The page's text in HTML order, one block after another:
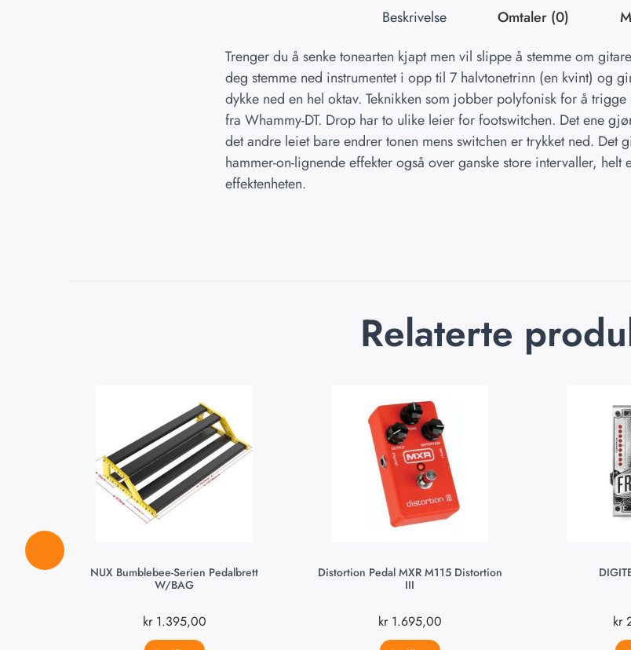
Beskrivelse Omtaler (0)
Trenger du å senke tonearten kjapt men vil slippe å stemme om
deg stemme ned instrumentet i opp til 7 halvtonetrinn (en kvint) og
dykke ned en hel oktav. Teknikken som jobber polyfonisk for å
fra Whammy-DT. Drop har to ulike leier for footswitchen. Det ene
det andre leiet bare endrer tonen mens switchen er trykket ned.
hammer-on-lignende effekter også over ganske store intervaller, helt
effektenheten.
Relaterte
NUX Bumblebee-Serien Pedalbrett
W/BAG
kr1.395,00
Distortion Pedal MXR M115 Distortion
III
kr1.695,00 kr